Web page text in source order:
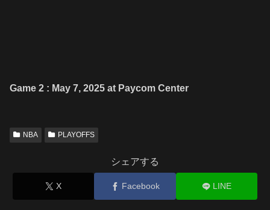
Game 2 : May 7, 2025 at Paycom Center
NBA PLAYOFFS
シェアする
X Facebook LINE